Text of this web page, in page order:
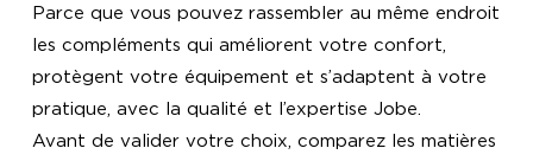
Parce que vous pouvez rassembler au même endroit
les compléments qui améliorent votre confort,
protègent votre équipement et s’adaptent à votre
pratique, avec la qualité et l’expertise Jobe.
Avant de valider votre choix, comparez les matières